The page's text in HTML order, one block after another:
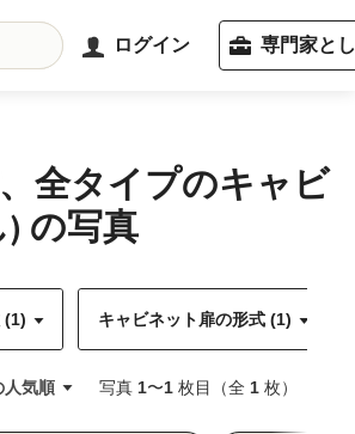
ログイン 専門家と
全タイプのキャビ
の写真
(1) キャビネット扉の形式 (1)
人気順 写真 1〜1 枚目（全 1 枚）